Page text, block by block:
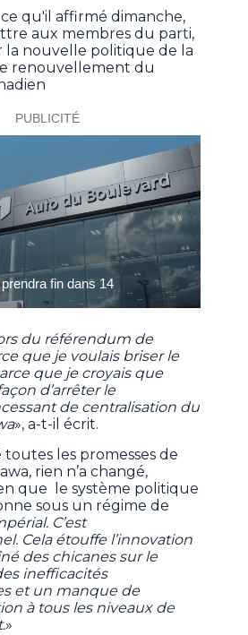
qu'il affirmé dimanche,
aux membres du parti,
la nouvelle politique de la
renouvellement du
du référendum de
que je voulais briser le
que je croyais que
d’arrêter le
de centralisation du
», a-t-il écrit.
toutes les promesses de
rien n’a changé,
que le système politique
sous un régime de
C’est
Cela étouffe l’innovation
des chicanes sur le
inefficacités
et un manque de
à tous les niveaux de
»